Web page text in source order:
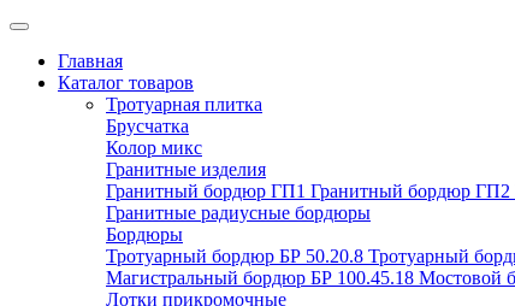
Главная
Каталог товаров
Тротуарная плитка
Брусчатка
Колор микс
Гранитные изделия
Гранитный бордюр ГП1 Гранитный бордюр ГП2
Гранитные радиусные бордюры
Бордюры
Тротуарный бордюр БР 50.20.8 Тротуарный
Магистральный бордюр БР 100.45.18 Мостовой
Лотки прикромочные